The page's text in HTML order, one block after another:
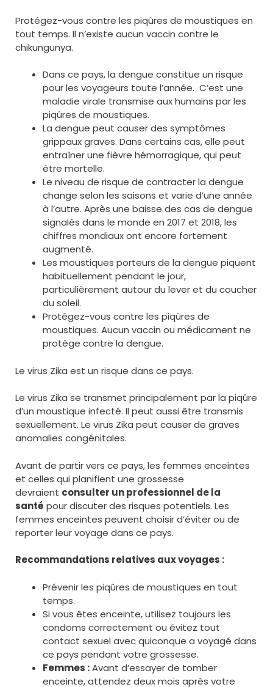
Protégez-vous contre les piqûres de moustiques en
tout temps. Il n’existe aucun vaccin contre le
chikungunya.
Dans ce pays, la dengue constitue un risque
pour les voyageurs toute l’année. C’est une
maladie virale transmise aux humains par les
piqûres de moustiques.
La dengue peut causer des symptômes
grippaux graves. Dans certains cas, elle peut
entraîner une fièvre hémorragique, qui peut
être mortelle.
Le niveau de risque de contracter la dengue
change selon les saisons et varie d’une année
à l’autre. Après une baisse des cas de dengue
signalés dans le monde en 2017 et 2018, les
chiffres mondiaux ont encore fortement
augmenté.
Les moustiques porteurs de la dengue piquent
habituellement pendant le jour,
particulièrement autour du lever et du coucher
du soleil.
Protégez-vous contre les piqûres de
moustiques. Aucun vaccin ou médicament ne
protège contre la dengue.
Le virus Zika est un risque dans ce pays.
Le virus Zika se transmet principalement par la piqûre
d’un moustique infecté. Il peut aussi être transmis
sexuellement. Le virus Zika peut causer de graves
anomalies congénitales.
Avant de partir vers ce pays, les femmes enceintes
et celles qui planifient une grossesse
devraient consulter un professionnel de la
santé pour discuter des risques potentiels. Les
femmes enceintes peuvent choisir d’éviter ou de
reporter leur voyage dans ce pays.
Recommandations relatives aux voyages :
Prévenir les piqûres de moustiques en tout
temps.
Si vous êtes enceinte, utilisez toujours les
condoms correctement ou évitez tout
contact sexuel avec quiconque a voyagé dans
ce pays pendant votre grossesse.
Femmes :Avant d’essayer de tomber
enceinte, attendez deux mois après votre